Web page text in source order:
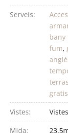
Serveis:
bany
fum,
gratis
Vistes:
Mida: